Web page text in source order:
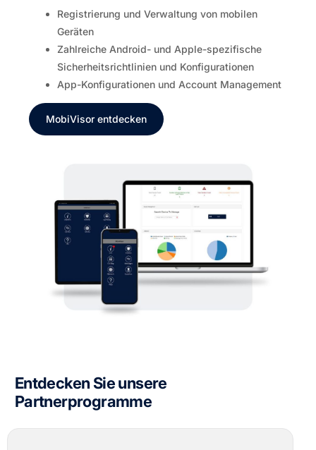
Registrierung und Verwaltung von mobilen
Geräten
Zahlreiche Android- und Apple-spezifische
Sicherheitsrichtlinien und Konfigurationen
App-Konfigurationen und Account Management
MobiVisor entdecken
Entdecken Sie unsere
Partnerprogramme